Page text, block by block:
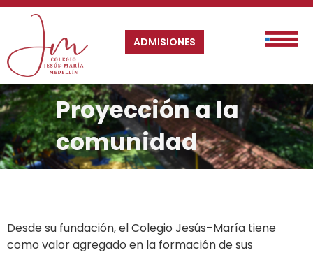
ADMISIONES
Proyección a la
comunidad
Desde su fundación, el Colegio Jesús–María tiene
como valor agregado en la formación desus